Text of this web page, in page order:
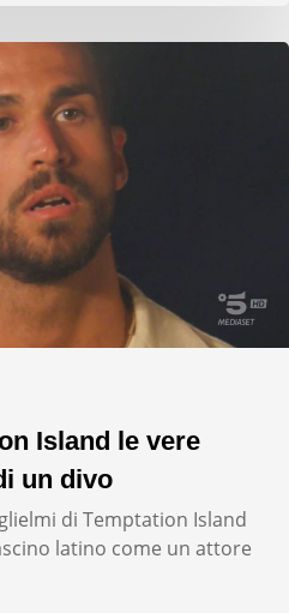
Island le vere
un divo
di Temptation Island
latino come un attore